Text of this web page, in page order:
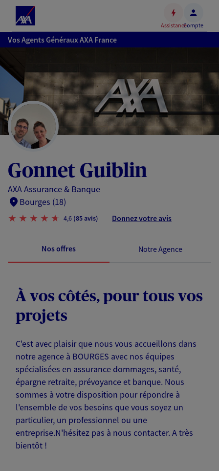
Accéder
au
Accéder
au
pied
de
page
AssistanceCompte
Vos Agents Généraux AXA France
Gonnet Guiblin
AXA Assurance & Banque
Bourges (18)
4,6 (85 avis) Donnez votre avis
Nos offres Notre Agence
À vos côtés, pour tous vos
projets
C'est avec plaisir que nous vous accueillons dans
notre agence à BOURGES avec nos équipes
spécialisées en assurance dommages, santé,
épargne retraite, prévoyance et banque. Nous
sommes à votre disposition pour répondre à
l'ensemble de vos besoins que vous soyez un
particulier, un professionnel ou une
entreprise.N'hésitez pas à nous contacter. A très
bientôt !